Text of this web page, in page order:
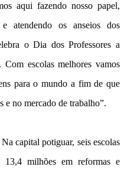
aqui fazendo nosso papel,
atendendo os anseios dos
o Dia dos Professores a
Com escolas melhores vamos
para o mundo a fim de que
e no mercado de trabalho”.
Na capital potiguar, seis escolas
13,4 milhões em reformas e